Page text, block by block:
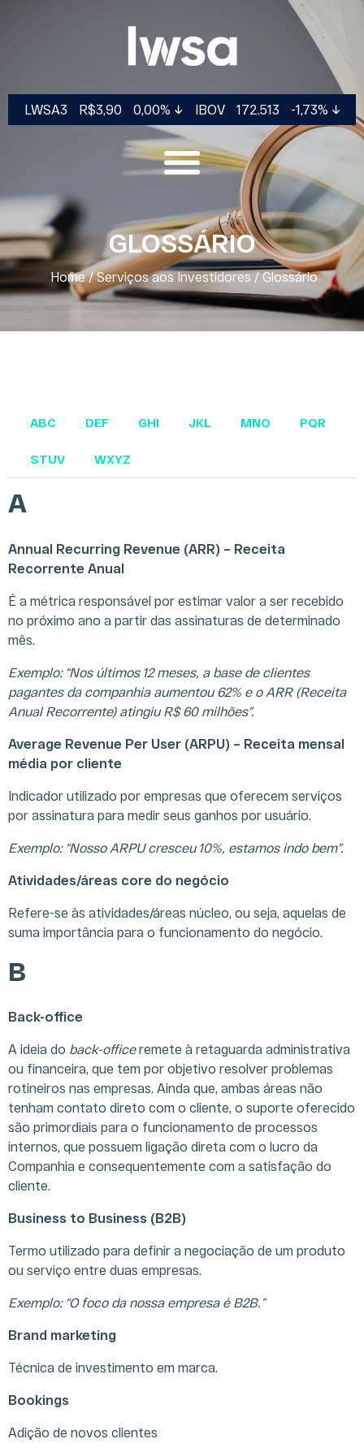
LWSA3 R$3,90 0,00% IBOV 172.513 -1,73%
GLOSSÁRIO
Home / Serviços aos Investidores / Glossário
ABC DEF GHI JKL MNO PQR
STUV WXYZ
A
Annual Recurring Revenue (ARR) – Receita
Recorrente Anual
É a métrica responsável por estimar valor a ser recebido
no próximo ano a partir das assinaturas de determinado
mês.
Exemplo: “Nos últimos 12 meses, a base de clientes
pagantes da companhia aumentou 62% e o ARR (Receita
Anual Recorrente) atingiu R$ 60 milhões”.
Average Revenue Per User (ARPU) – Receita mensal
média por cliente
Indicador utilizado por empresas que oferecem serviços
por assinatura para medir seus ganhos por usuário.
Exemplo: “Nosso ARPU cresceu 10%, estamos indo bem”.
Atividades/áreas core do negócio
Refere-se às atividades/áreas núcleo, ou seja, aquelas de
suma importância para o funcionamento do negócio.
B
Back-office
A ideia do back-officeremete à retaguarda administrativa
ou financeira, que tem por objetivo resolver problemas
rotineiros nas empresas. Ainda que, ambas áreas não
tenham contato direto com o cliente, o suporte oferecido
são primordiais para o funcionamento de processos
internos, que possuem ligação direta com o lucro da
Companhia e consequentemente com a satisfação do
cliente.
Business to Business (B2B)
Termo utilizado para definir a negociação de um produto
ou serviço entre duas empresas.
Exemplo: “O foco da nossa empresa é B2B.”
Brand marketing
Técnica de investimento em marca.
Bookings
Adição de novos clientes